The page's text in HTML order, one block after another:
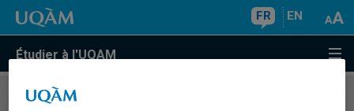
FR EN
Étudier à l'UQAM
COURS//